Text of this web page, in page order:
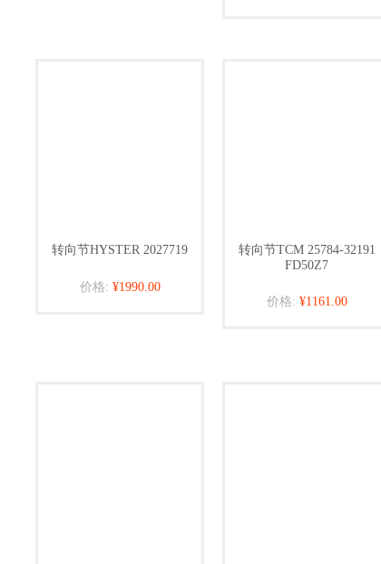
转向节HYSTER 2027719
价格: ¥1990.00
转向节TCM 25784-32191
FD50Z7
价格: ¥1161.00